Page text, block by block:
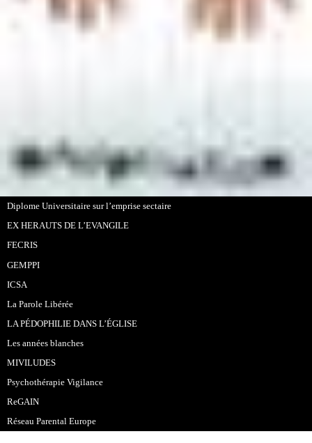
Diplome Universitaire sur l’emprise sectaire
EX HERAUTS DE L’EVANGILE
FECRIS
GEMPPI
ICSA
La Parole Libérée
LA PÉDOPHILIE DANS L’ÉGLISE
Les années blanches
MIVILUDES
Psychothérapie Vigilance
ReGAIN
Réseau Parental Europe